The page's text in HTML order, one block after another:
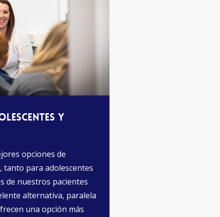
y
opciones de
para adolescentes
de nuestros pacientes
alternativa, paralela
una opción más